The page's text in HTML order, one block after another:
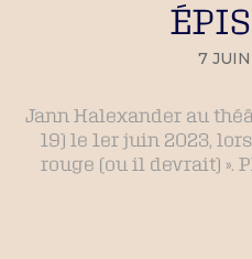
7
Jann Halexander au
19) le 1er juin 2023,
rouge (ou il devrait) ».